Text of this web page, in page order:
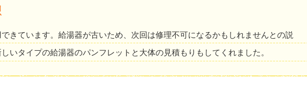
きています。給湯器が古いため、次回は修理不可になるかもしれませんとの説
いタイプの給湯器のパンフレットと大体の見積もりもしてくれました。